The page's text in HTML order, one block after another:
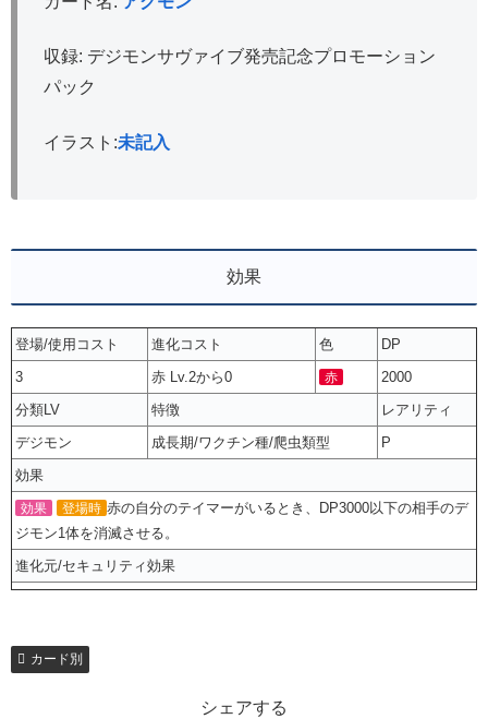
収録: デジモンサヴァイブ発売記念プロモーション
パック
イラスト:未記入
効果
登場/使用コスト 進化コスト 色
DP
3
赤 Lv.2から0 赤
2000
分類LV
特徴
レアリティ
デジモン
成長期/ワクチン種/爬虫類型
P
効果
効果 登場時 赤の自分のテイマーがいるとき、DP3000以下の相手のデ
ジモン1体を消滅させる。
進化元/セキュリティ効果
カード別
シェアする